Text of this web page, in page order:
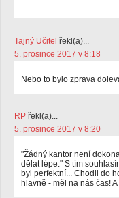
Tajný Učitel řekl(a)...
5. prosince 2017 v 8:18
Nebo to bylo zprava
RP řekl(a)...
5. prosince 2017 v 8:20
"Žádný kantor není
dělat lépe." S tím
byl perfektní... Chodil do
hlavně - měl na nás čas!